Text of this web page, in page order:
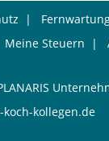
|
Meine Steuern |
kollegen.de